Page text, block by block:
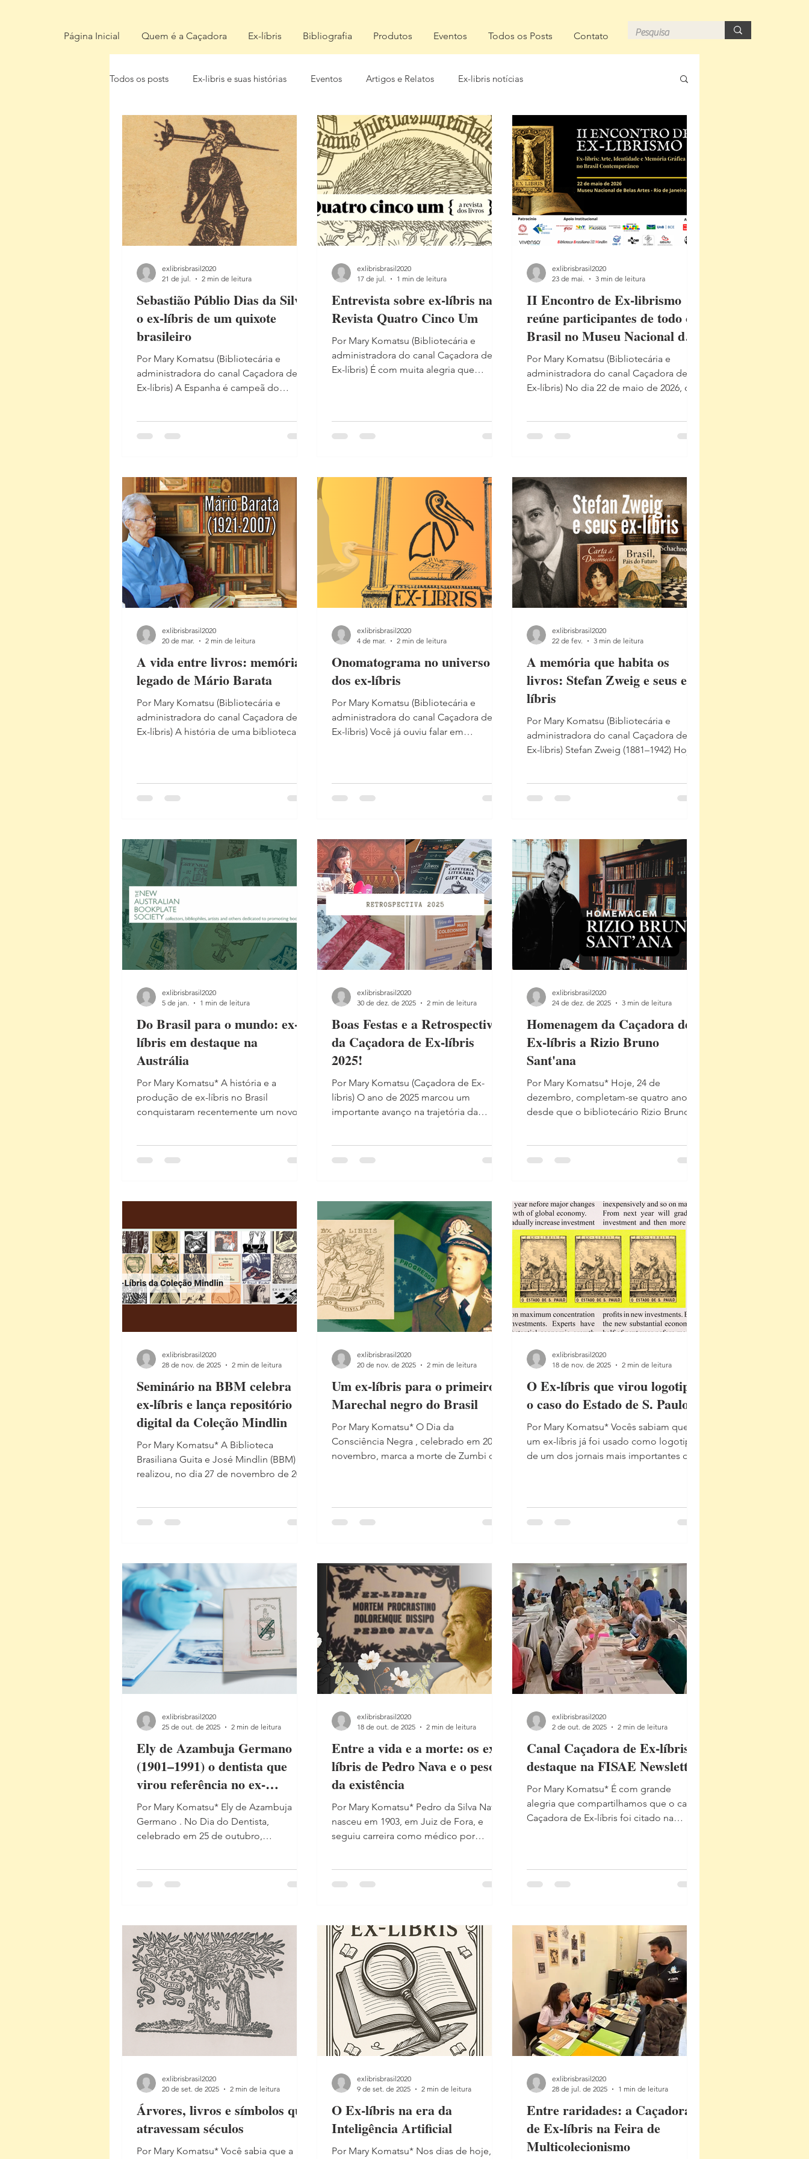
Página Inicial Quem é a Caçadora Ex-líbris Bibliografia Produtos Eventos Todos os Posts Contato
Todos os posts Ex-libris e suas histórias Eventos Artigos e Relatos Ex-libris notícias
Sebastião Públio Dias da Silva:
o ex-líbris de um quixote
brasileiro
Por Mary Komatsu (Bibliotecária e
administradora do canal Caçadora de
Ex-líbris) A Espanha é campeã do
também é a terra de um dos maiores
(1547–1616), autor de O engenhoso
fidalgo Dom Quixote de La Mancha,
obra-prima que atravessou séculos e
continua inspirando leitores, artistas e
colecionadores em todo o mundo. No
Brasil, poucos
exlibrisbrasil2020
21 de jul.
2 min de leitura
Entrevista sobre ex-líbris na
Revista Quatro Cinco Um
Por Mary Komatsu (Bibliotecária e
administradora do canal Caçadora de
Ex-líbris) É com muita alegria que
reportagem "Dos livros de alguém",
história dessas pequenas marcas de
propriedade que atravessam séculos,
revelam trajetórias de leitores,
colecionadores e bibliot
exlibrisbrasil2020
17 de jul.
1 min de leitura
II Encontro de Ex-librismo
reúne participantes de todo o
Brasil no Museu Nacional de
Belas Artes
Por Mary Komatsu (Bibliotecária e
administradora do canal Caçadora de
Ex-líbris) No dia 22 de maio de 2026, o
Ex-librismo – Ex-líbris: Arte Miniatura e
pela Caçadora de Ex-líbris reuniu
pesquisadores, artistas, colecionadores,
bibliotecários, estudantes e
apaixonados pelo universo do livro em
um dia inteiramente dedicado à
valorização do e
exlibrisbrasil2020
23 de mai.
3 min de leitura
A vida entre livros: memória e
legado de Mário Barata
Por Mary Komatsu (Bibliotecária e
administradora do canal Caçadora de
Ex-líbris) A história de uma biblioteca
pelos vestígios deixados em cada
Esses sinais revelam percursos
intelectuais, afetivos e criativos,
transformando o conjunto em um
retrato sensível de
exlibrisbrasil2020
20 de mar.
2 min de leitura
Onomatograma no universo
dos ex-líbris
Por Mary Komatsu (Bibliotecária e
administradora do canal Caçadora de
Ex-líbris) Você já ouviu falar em
ganha corpo, ritmo, movimento. Ela
tipografia deixa de ser apenas
identificação e se transforma em
composição expressiva. Hoje trago dois
exemplos muito interessan
exlibrisbrasil2020
4 de mar.
2 min de leitura
A memória que habita os
livros: Stefan Zweig e seus ex-
líbris
Por Mary Komatsu (Bibliotecária e
administradora do canal Caçadora de
Ex-líbris) Stefan Zweig (1881–1942) Hoje,
em 1942, o escritor austríaco de origem
Longe da Europa que viu se destruir
pela guerra e pela intolerância, partiu,
mas deixou um legado literário e
humano que atravessa gerações — e
que permanece vivo na memória,
exlibrisbrasil2020
22 de fev.
3 min de leitura
Do Brasil para o mundo: ex-
líbris em destaque na
Austrália
Por Mary Komatsu* A história e a
produção de ex-líbris no Brasil
conquistaram recentemente um novo
mais ativas no estudo e preservação de
Caçadora de Ex-líbris e ao
brasileiro. A matéria integra a Newsletter
nº 79 , lançada em dezembro de 2025. O
texto, originalmente publicado no
boletim da FISA
exlibrisbrasil2020
5 de jan.
1 min de leitura
Boas Festas e a Retrospectiva
da Caçadora de Ex-líbris
2025!
Por Mary Komatsu (Caçadora de Ex-
líbris) O ano de 2025 marcou um
importante avanço na trajetória da
difusão cultural, o projeto ampliou seu
internacional. Entre os destaques do
ano, está a visita à Biblioteca Nacional
de Brasília , onde foram explorados o
acervo de obras raras, iniciativas de
democratização da leitura e ex-líbris de
coleções raras
exlibrisbrasil2020
30 de dez. de 2025
2 min de leitura
Homenagem da Caçadora de
Ex-líbris a Rizio Bruno
Sant'ana
Por Mary Komatsu* Hoje, 24 de
dezembro, completam-se quatro anos
desde que o bibliotecário Rizio Bruno
setor de Obras Raras e Especiais da
trajetória, especializou-se em
preservação e restauro no Brasil e no
exterior, acumulando profundo
conhecimento sobre conservação,
catalogação de acervos raros e sobre a
história do livro e das bibliotec
exlibrisbrasil2020
24 de dez. de 2025
3 min de leitura
Seminário na BBM celebra
ex-líbris e lança repositório
digital da Coleção Mindlin
Por Mary Komatsu* A Biblioteca
Brasiliana Guita e José Mindlin (BBM)
realizou, no dia 27 de novembro de 2025
Coleção Mindlin . O evento marcou
das marcas de proveniência do acervo
da BBM e foi um verdadeiro sucesso,
reunindo especialistas, estudantes e
apaixonados pela história do livro.
Durante o encontro, o canal da Caça
exlibrisbrasil2020
28 de nov. de 2025
2 min de leitura
Um ex-líbris para o primeiro
Marechal negro do Brasil
Por Mary Komatsu* O Dia da
Consciência Negra , celebrado em 20 de
novembro, marca a morte de Zumbi dos
determinação, romperam as barreiras do
Baptista de Mattos Entre essas figuras
notáveis está o Marechal João Baptista
de Mattos (1900–1969) o primeiro negr
exlibrisbrasil2020
20 de nov. de 2025
2 min de leitura
O Ex-líbris que virou logotipo:
o caso do Estado de S. Paulo
Por Mary Komatsu* Vocês sabiam que
um ex-líbris já foi usado como logotipo
de um dos jornais mais importantes do
controversas. Ex-líbris Jornal O Estado
dúvida sobre como chamar aqueles ex-
líbris utilizados por jornais e impressos
em suas págin
exlibrisbrasil2020
18 de nov. de 2025
2 min de leitura
Ely de Azambuja Germano
(1901–1991) o dentista que
virou referência no ex-
librismo brasileiro
Por Mary Komatsu* Ely de Azambuja
Germano . No Dia do Dentista,
celebrado em 25 de outubro,
profissional que ultrapassou os limites
líbris do Brasil. Nascido em Rio Grande
(RS), Ely formou-se em Odontologia em
Pelotas e, a partir de 1928, estabeleceu-
se em Curitiba, onde exerceu a
profissão até 1951. Paralelamente à
carreira n
exlibrisbrasil2020
25 de out. de 2025
2 min de leitura
Entre a vida e a morte: os ex-
líbris de Pedro Nava e o peso
da existência
Por Mary Komatsu* Pedro da Silva Nava
nasceu em 1903, em Juiz de Fora, e
seguiu carreira como médico por
mergulhou de vez na literatura. Foi
o Brasil do século XX. Mas sua trajetória
terminou de forma trágica em 1984, aos
81 anos, quando se suicidou no bairro
da Glória, no Rio de Janeiro. Ex-líbris de
Pedro Nava. Desenho de Osw
exlibrisbrasil2020
18 de out. de 2025
2 min de leitura
Canal Caçadora de Ex-líbris é
destaque na FISAE Newsletter
Por Mary Komatsu* É com grande
alegria que compartilhamos que o canal
Caçadora de Ex-líbris foi citado na
artistas e estudiosos de ex-líbris em
internacionalmente por divulgar
notícias, novidades, artigos e destaques
artísticos relacionados ao universo
exlibrisbrasil2020
2 de out. de 2025
2 min de leitura
Árvores, livros e símbolos que
atravessam séculos
Por Mary Komatsu* Você sabia que a
exlibrisbrasil2020
20 de set. de 2025
2 min de leitura
O Ex-líbris na era da
Inteligência Artificial
Por Mary Komatsu* Nos dias de hoje, os
exlibrisbrasil2020
9 de set. de 2025
2 min de leitura
Entre raridades: a Caçadora
de Ex-líbris na Feira de
Multicolecionismo
exlibrisbrasil2020
28 de jul. de 2025
1 min de leitura